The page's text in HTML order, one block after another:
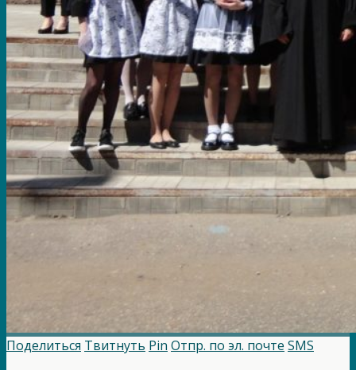
Поделиться Твитнуть Pin Отпр. по эл. почте SMS